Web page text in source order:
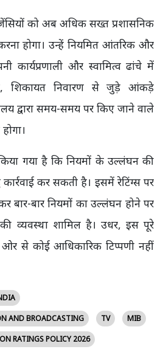
को अब अधिक सख्त प्रशासनिक
होगा। उन्हें नियमित आंतरिक और
कार्यप्रणाली और स्वामित्व ढांचे में
शिकायत निवारण से जुड़े आंकड़े
द्वारा समय-समय पर किए जाने वाले
गया है कि नियमों के उल्लंघन की
कर सकती है। इसमें रेटिंग्स पर
बार-बार नियमों का उल्लंघन होने पर
व्यवस्था शामिल है। उधर, इस पूरे
से कोई आधिकारिक टिप्पणी नहीं
AND BROADCASTING
TV
MIB
RATINGS POLICY 2026